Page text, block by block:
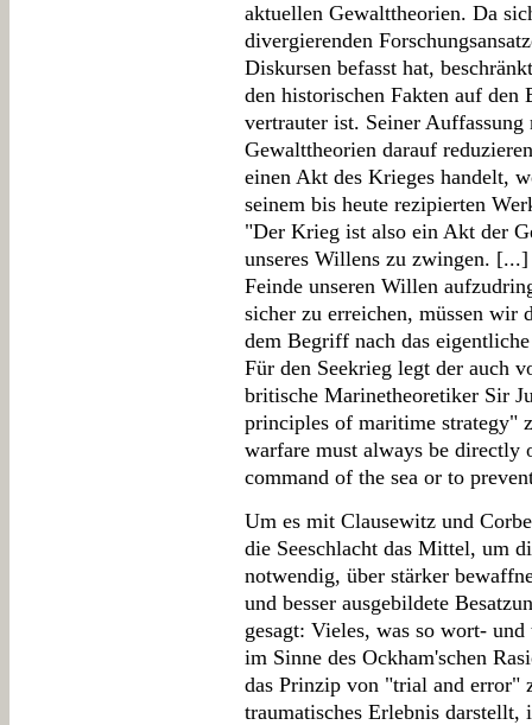
aktuellen Gewalttheorien. Da
divergierenden
Diskursen befasst hat,
den historischen Fakten auf
vertrauter ist. Seiner
Gewalttheorien darauf
einen Akt des Krieges handelt,
seinem bis heute rezipierten
"Der Krieg ist also ein Akt der
unseres Willens zu zwingen.
Feinde unseren Willen
sicher zu erreichen, müssen wir
dem Begriff nach das
Für den Seekrieg legt der auch
britische Marinetheoretiker Sir
principles of maritime strategy"
warfare must always be directly
command of the sea or to
Um es mit Clausewitz und
die Seeschlacht das Mittel, um
notwendig, über stärker
und besser ausgebildete
gesagt: Vieles, was so wort-
im Sinne des Ockham'schen
das Prinzip von "trial and error"
traumatisches Erlebnis darstellt,